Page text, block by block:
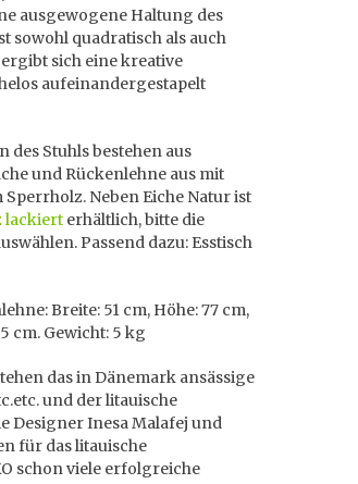
ausgewogene Haltung des
sowohl quadratisch als auch
sich eine kreative
aufeinandergestapelt
des Stuhls bestehen aus
und Rückenlehne aus mit
Neben Eiche Natur ist
lackiert erhältlich, bitte die
Passend dazu: Esstisch
Breite: 51 cm, Höhe: 77 cm,
cm. Gewicht: 5 kg
das in Dänemark ansässige
und der litauische
Designer Inesa Malafej und
für das litauische
schon viele erfolgreiche